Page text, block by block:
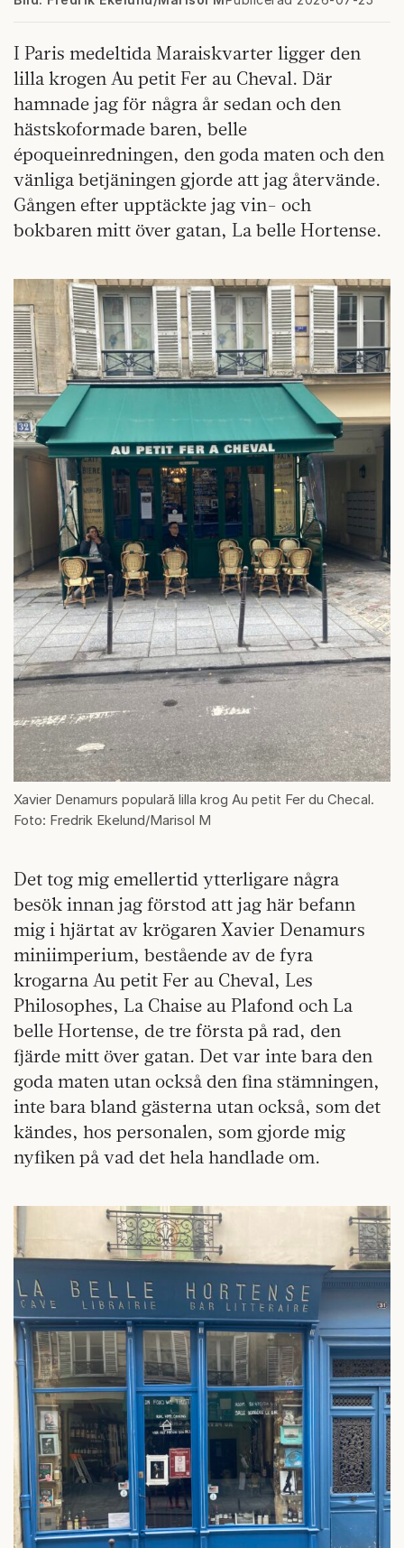
I Paris medeltida Maraiskvarter ligger den
lilla krogen Au petit Fer au Cheval. Där
hamnade jag för några år sedan och den
hästskoformade baren, belle
époqueinredningen, den goda maten och den
vänliga betjäningen gjorde att jag återvände.
Gången efter upptäckte jag vin- och
bokbaren mitt över gatan, La belle Hortense.
Xavier Denamurs populară lilla krog Au petit Fer du Checal.
Foto: Fredrik Ekelund/Marisol M
Det tog mig emellertid ytterligare några
besök innan jag förstod att jag här befann
mig i hjärtat av krögaren Xavier Denamurs
miniimperium, bestående av de fyra
krogarna Au petit Fer au Cheval, Les
Philosophes, La Chaise au Plafond och La
belle Hortense, de tre första på rad, den
fjärde mitt över gatan. Det var inte bara den
goda maten utan också den fina stämningen,
inte bara bland gästerna utan också, som det
kändes, hos personalen, som gjorde mig
nyfiken på vad det hela handlade om.